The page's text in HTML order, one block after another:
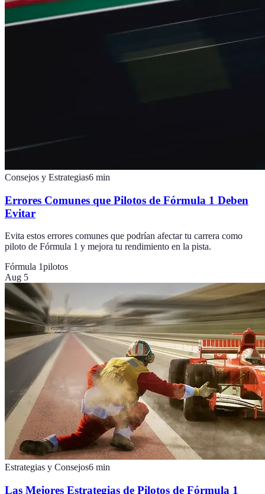
Consejos y Estrategias6 min
Errores Comunes que Pilotos de Fórmula 1 Deben
Evitar
Evita estos errores comunes que podrían afectar tu carrera como
piloto de Fórmula 1 y mejora tu rendimiento en la pista.
Fórmula 1pilotos
Aug 5
Estrategias y Consejos6 min
Las Mejores Estrategias de Pilotos de Fórmula 1